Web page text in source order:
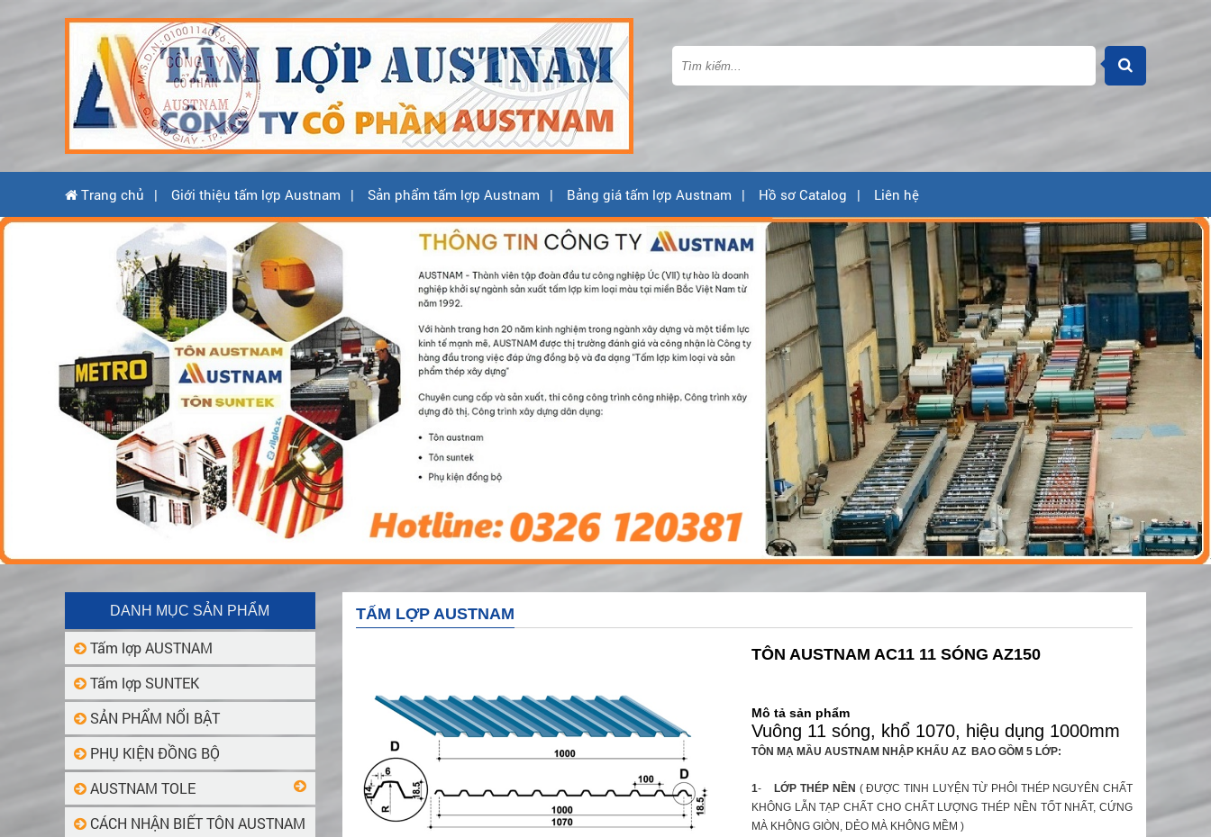
Trang chủ Giới thiệu tấm lợp Austnam Sản phẩm tấm lợp Austnam Bảng giá tấm lợp Austnam Hồ sơ Catalog Liên hệ
DANH MỤC SẢN PHẨM
Tấm lợp AUSTNAM
Tấm lợp SUNTEK
SẢN PHẨM NỔI BẬT
PHỤ KIỆN ĐỒNG BỘ
AUSTNAM TOLE
CÁCH NHẬN BIẾT TÔN AUSTNAM
TẤM LỢP AUSTNAM
TÔN AUSTNAM AC11 11 SÓNG AZ150
Mô tả sản phẩm
Vuông 11 sóng, khổ 1070, hiệu dụng 1000mm
TÔN MẠ MẦU AUSTNAM NHẬP KHẨU AZ BAO GỒM 5 LỚP:
1- LỚP THÉP NỀN ( ĐƯỢC TINH LUYỆN TỪ PHÔI THÉP NGUYÊN CHẤT
KHÔNG LẪN TẠP CHẤT CHO CHẤT LƯỢNG THÉP NỀN TỐT NHẤT, CỨNG
MÀ KHÔNG GIÒN, DẺO MÀ KHÔNG MỀM )